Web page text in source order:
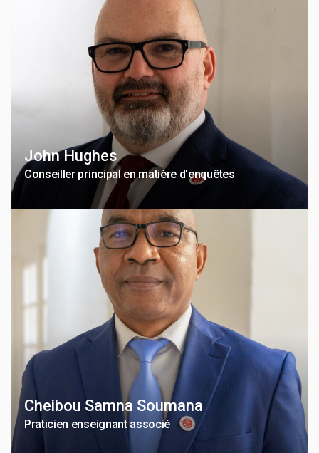
John Hughes
Conseiller principal en matière d'enquêtes
Cheibou Samna Soumana
Praticien enseignant associé